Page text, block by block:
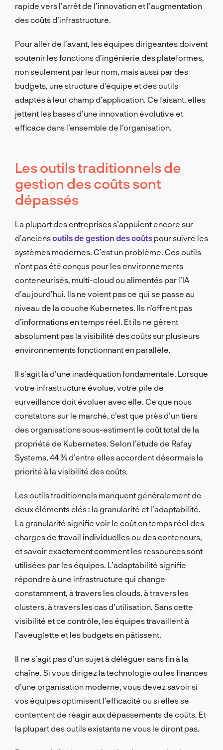
rapide vers l’arrêt de l’innovation et l’augmentation
des coûts d’infrastructure.
Pour aller de l’avant, les équipes dirigeantes doivent
soutenir les fonctions d’ingénierie des plateformes,
non seulement par leur nom, mais aussi par des
budgets, une structure d’équipe et des outils
adaptés à leur champ d’application. Ce faisant, elles
jettent les bases d’une innovation évolutive et
efficace dans l’ensemble de l’organisation.
Les outils traditionnels de
gestion des coûts sont
dépassés
La plupart des entreprises s’appuient encore sur
d’anciensoutils de gestion des coûts pour suivre les
systèmes modernes. C’est un problème. Ces outils
n’ont pas été conçus pour les environnements
conteneurisés, multi-cloud ou alimentés par l’IA
d’aujourd’hui. Ils ne voient pas ce qui se passe au
niveau de la couche Kubernetes. Ils n’offrent pas
d’informations en temps réel. Et ils ne gèrent
absolument pas la visibilité des coûts sur plusieurs
environnements fonctionnant en parallèle.
Il s’agit là d’une inadéquation fondamentale. Lorsque
votre infrastructure évolue, votre pile de
surveillance doit évoluer avec elle. Ce que nous
constatons sur le marché, c’est que près d’un tiers
des organisations sous-estiment le coût total de la
propriété de Kubernetes. Selon l’étude de Rafay
Systems, 44 % d’entre elles accordent désormais la
priorité à la visibilité des coûts.
Les outils traditionnels manquent généralement de
deux éléments clés : la granularité et l’adaptabilité.
La granularité signifie voir le coût en temps réel des
charges de travail individuelles ou des conteneurs,
et savoir exactement comment les ressources sont
utilisées par les équipes. L’adaptabilité signifie
répondre à une infrastructure qui change
constamment, à travers les clouds, à travers les
clusters, à travers les cas d’utilisation. Sans cette
visibilité et ce contrôle, les équipes travaillent à
l’aveuglette et les budgets en pâtissent.
Il ne s’agit pas d’un sujet à déléguer sans fin à la
chaîne. Si vous dirigez la technologie ou les finances
d’une organisation moderne, vous devez savoir si
vos équipes optimisent l’efficacité ou si elles se
contentent de réagir aux dépassements de coûts. Et
la plupart des outils existants ne vous le diront pas.